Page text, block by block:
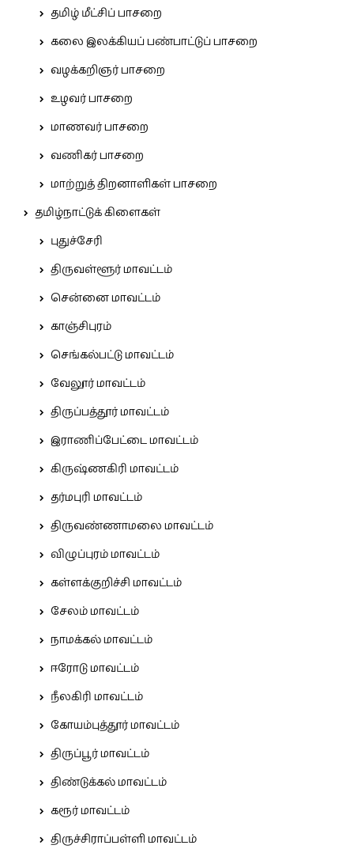
தமிழ் மீட்சிப் பாசறை
கலை இலக்கியப் பண்பாட்டுப் பாசறை
வழக்கறிஞர் பாசறை
உழவர் பாசறை
மாணவர் பாசறை
வணிகர் பாசறை
மாற்றுத் திறனாளிகள் பாசறை
தமிழ்நாட்டுக் கிளைகள்
புதுச்சேரி
திருவள்ளூர் மாவட்டம்
சென்னை மாவட்டம்
காஞ்சிபுரம்
செங்கல்பட்டு மாவட்டம்
வேலூர் மாவட்டம்
திருப்பத்தூர் மாவட்டம்
இராணிப்பேட்டை மாவட்டம்
கிருஷ்ணகிரி மாவட்டம்
தர்மபுரி மாவட்டம்
திருவண்ணாமலை மாவட்டம்
விழுப்புரம் மாவட்டம்
கள்ளக்குறிச்சி மாவட்டம்
சேலம் மாவட்டம்
நாமக்கல் மாவட்டம்
ஈரோடு மாவட்டம்
நீலகிரி மாவட்டம்
கோயம்புத்தூர் மாவட்டம்
திருப்பூர் மாவட்டம்
திண்டுக்கல் மாவட்டம்
கரூர் மாவட்டம்
திருச்சிராப்பள்ளி மாவட்டம்